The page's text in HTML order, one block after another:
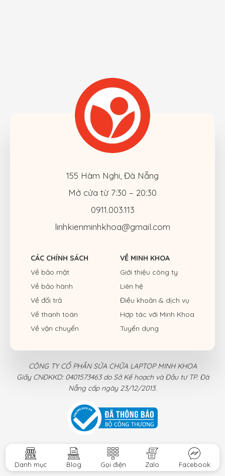
CÁC CHÍNH SÁCH
Về bảo mật
Về bảo hành
Về đổi trả
Về thanh toán
Về vận chuyển
155 Hàm Nghi, Đà Nẵng
Mở cửa từ 7:30 – 20:30
0911.003.113
linhkienminhkhoa@gmail.com
VỀ MINH KHOA
Giới thiệu công ty
Liên hệ
Điều khoản & dịch vụ
Hợp tác với Minh Khoa
Tuyển dụng
CÔNG TY CỔ PHẦN SỬA CHỮA LAPTOP MINH KHOA
Giấy CNĐKKD: 0401573463 do Sở Kế hoạch và Đầu tư TP. Đà
Nẵng cấp ngày 23/12/2013.
Danh mục Blog Gọi điện Zalo Facebook